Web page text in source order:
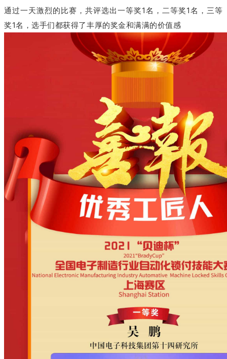
通过一天激烈的比赛，共评选出一等奖1名，二等奖1名，三等
奖1名，选手们都获得了丰厚的奖金和满满的价值感